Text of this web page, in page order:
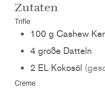
Zutaten
Trifle
100 g Cashew
4 große Datteln
2 EL Kokosöl
Creme